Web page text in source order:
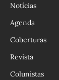
Notícias
Agenda
Coberturas
Revista
Colunistas